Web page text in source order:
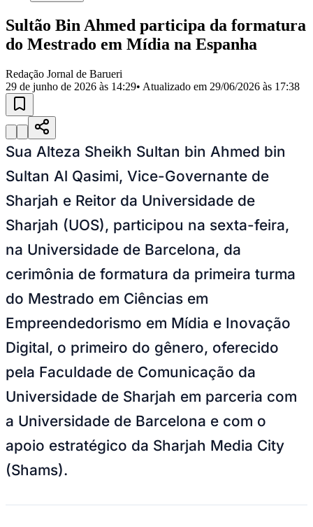
Selecione sua região Para notícias da sua região
AldeiaAldeia da SerraAldeia de BarueriAlphavilleBairro
VistaCalifórniaCarapicuíba
RegiãoCotia Cruz PretaEngenho NovoFazenda
Militar
Califórnia
Esperança
JulioJardim Líbano
MutingaJardim ParaísoJardim PaulistaJardim ReginaliceJardim São
TupãJardim TupanciMutingaNova AldeinhaOsascoParque dos
Parque ImperialParque Santa Luzia
do Bom JesusRecanto Phrynéa Santana de
Parnaíba
do Conde Vila Engenho NovoVila MárciaVila Nossa Sra. da
Para Sua Empresa
Anuncie no Portal
Divulgar VagasNovo
Turismo
Hospitais Estaduais
Santana de ParnaíbaOsascoCarapicuíba JandiraItapevi Cotia
RochaFrancisco MoratoTaboão da SerraEmbu das Artes São Roque
Para Sua Empresa
Sultão Bin Ahmed participa da formatura
do Mestrado em Mídia na Espanha
Redação Jornal de Barueri
29 de junho de 2026 às 14:29• Atualizado em 29/06/2026 às 17:38
Sua Alteza Sheikh Sultan bin Ahmed bin
Sultan Al Qasimi, Vice-Governante de
Sharjah e Reitor da Universidade de
Sharjah (UOS), participou na sexta-feira,
na Universidade de Barcelona, ​​da
cerimônia de formatura da primeira turma
do Mestrado em Ciências em
Empreendedorismo em Mídia e Inovação
Digital, o primeiro do gênero, oferecido
pela Faculdade de Comunicação da
Universidade de Sharjah em parceria com
a Universidade de Barcelona e com o
apoio estratégico da Sharjah Media City
(Shams).